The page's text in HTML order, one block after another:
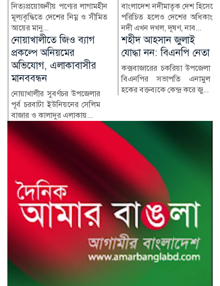
নিত্যপ্রয়োজনীয় পণ্যের লাগামহীন
মূল্যবৃদ্ধিতে দেশের নিম্ন ও সীমিত
আয়ের মানু...
বাংলাদেশ নদীমাতৃক দেশ হিসেবে
পরিচিত হলেও দেশের অধিকাংশ
নদী এখন দখল, দূষণ, নাব...
শহীদ আহসান জুলাই
যোদ্ধা নন: বিএনপি নেতা
কক্সবাজারের চকরিয়া উপজেলা
বিএনপির সভাপতি এনামুল
হকের বক্তব্যকে কেন্দ্র করে জু...
হাসিনা দিল্লিতে,
পরিবারের অন্য সদস্যরা
কে কোথায়?
সাবেক প্রধানমন্ত্রী শেখ হাসিনার
সরকারের পতনের পর তাঁর